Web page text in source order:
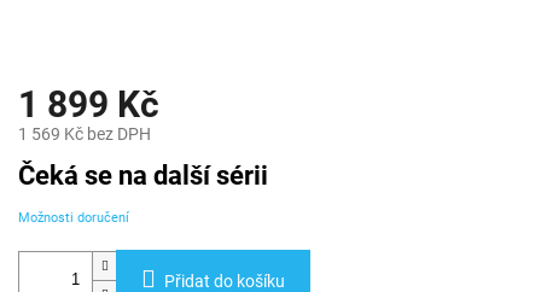
1 899 Kč
1 569 Kč bez DPH
Měrná
cena:
Čeká se na další sérii
Možnosti doručení
Přidat do košíku